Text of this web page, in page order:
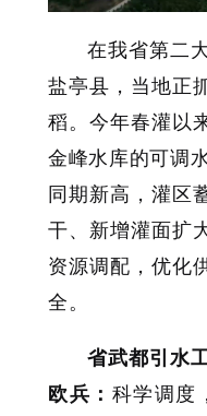
在我省第二
盐亭县，当地正
稻。今年春灌以
金峰水库的可调
同期新高，灌区
干、新增灌面扩
资源调配，优化
全。
省武都引水
欧兵： 科学调度